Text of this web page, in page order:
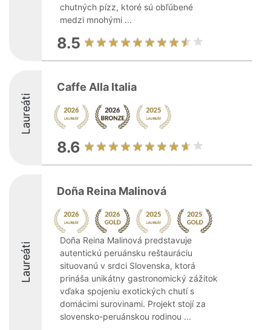
chutných pízz, ktoré sú obľúbené
medzi mnohými ...
8.5
Laureáti
Caffe Alla Italia
8.6
Laureáti
Doña Reina Malinová
Doña Reina Malinová predstavuje
autentickú peruánsku reštauráciu
situovanú v srdci Slovenska, ktorá
prináša unikátny gastronomický zážitok
vďaka spojeniu exotických chutí s
domácimi surovinami. Projekt stojí za
slovensko-peruánskou rodinou ...